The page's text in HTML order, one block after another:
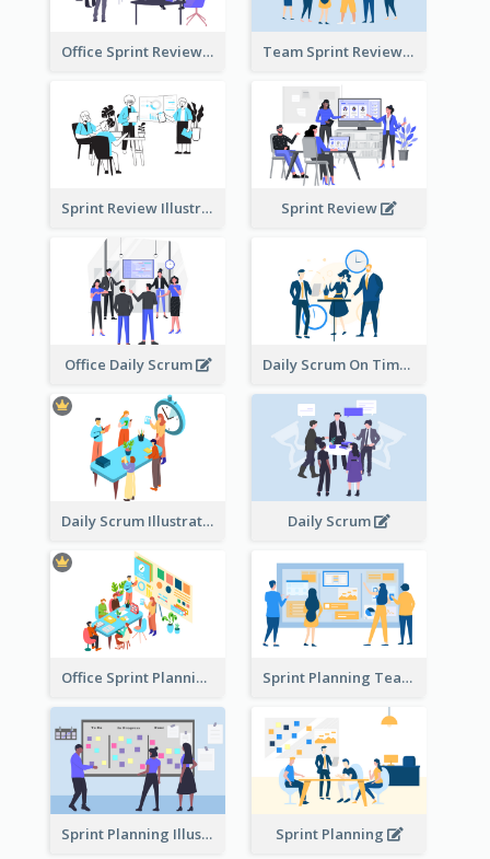
Office Sprint Review Team Sprint Review
Sprint Review Illustration Sprint Review
Office Daily Scrum Daily Scrum On Time
Daily Scrum Illustration Daily Scrum
Office Sprint Planning Sprint Planning Team
Sprint Planning Illustration Sprint Planning